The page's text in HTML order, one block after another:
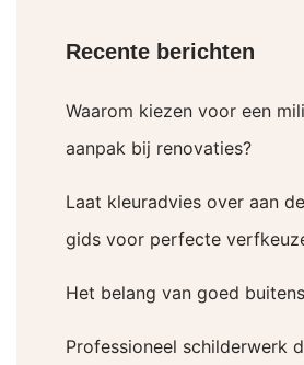
Recente berichten
Waarom kiezen voor een
aanpak bij renovaties?
Laat kleuradvies over aan
gids voor perfecte
Het belang van goed
Professioneel schilderwerk